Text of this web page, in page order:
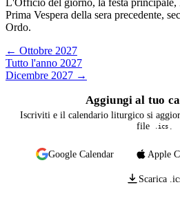
Prima Vespera della sera precedente,
Ordo.
← Ottobre 2027
Tutto l'anno 2027
Dicembre 2027 →
Aggiungi al tuo
Iscriviti e il calendario liturgico si
file
.ics
Google Calendar Apple
Scarica